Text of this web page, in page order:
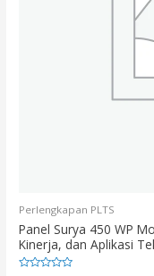
Perlengkapan PLTS
Panel Surya 450 WP
Kinerja, dan Aplikasi